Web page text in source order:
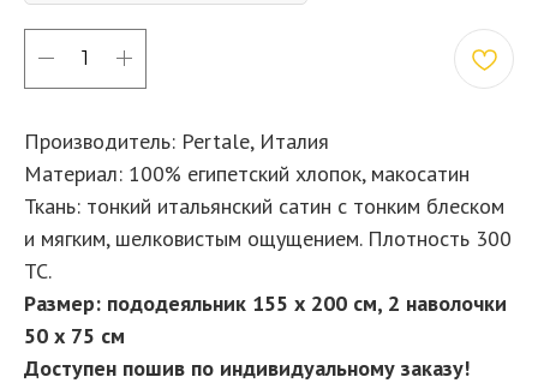
Производитель: Pertale, Италия
Материал: 100% египетский хлопок, макосатин
Ткань: тонкий итальянский сатин с тонким блеском
и мягким, шелковистым ощущением. Плотность 300
ТС.
Размер: пододеяльник 155 х 200 см, 2 наволочки
50 х 75 см
Доступен пошив по индивидуальному заказу!